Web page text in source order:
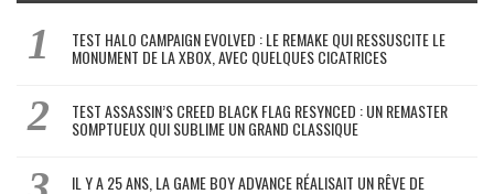
TEST HALO CAMPAIGN EVOLVED : LE REMAKE QUI RESSUSCITE LE
MONUMENT DE LA XBOX, AVEC QUELQUES CICATRICES
TEST ASSASSIN’S CREED BLACK FLAG RESYNCED : UN REMASTER
SOMPTUEUX QUI SUBLIME UN GRAND CLASSIQUE
IL Y A 25 ANS, LA GAME BOY ADVANCE RÉALISAIT UN RÊVE DE